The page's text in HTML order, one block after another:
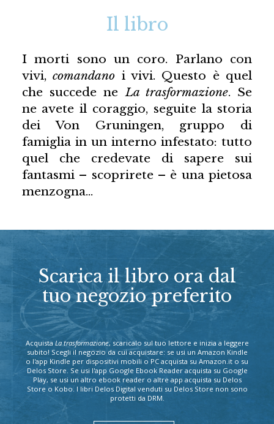
Il libro
I morti sono un coro. Parlano con
vivi,comandano i vivi. Questo è quel
che succede neLa trasformazione. Se
ne avete il coraggio, seguite la storia
dei Von Gruningen, gruppo di
famiglia in un interno infestato: tutto
quel che credevate di sapere sui
fantasmi – scoprirete – è una pietosa
menzogna…
Scarica il libro ora dal
tuo negozio preferito
Acquista La trasformazione, scaricalo sul tuo lettore e inizia a leggere
subito! Scegli il negozio da cui acquistare: se usi un Amazon Kindle
o l'app Kindle per dispositivi mobili o PC acquista su Amazon.it o su
Delos Store. Se usi l'app Google Ebook Reader acquista su Google
Play, se usi un altro ebook reader o altre app acquista su Delos
Store o Kobo. I libri Delos Digital venduti su Delos Store non sono
protetti da DRM.